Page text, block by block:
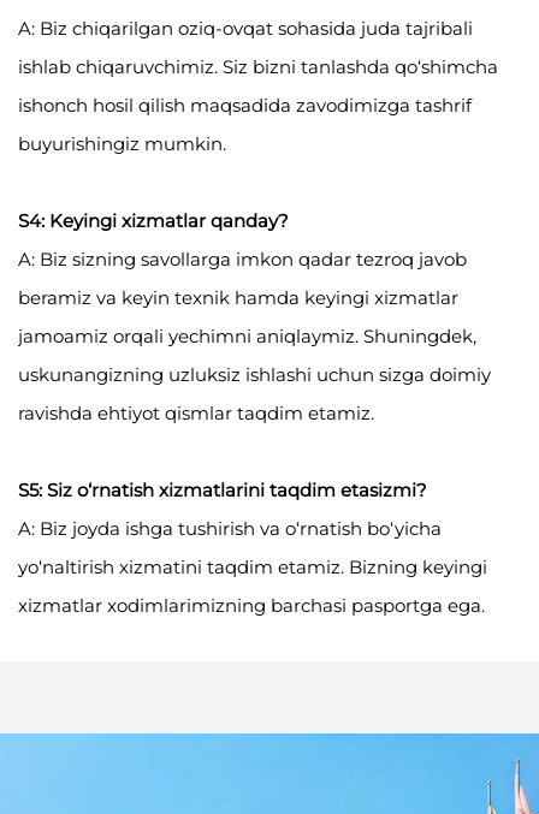
A: Biz chiqarilgan oziq-ovqat sohasida juda tajribali
ishlab chiqaruvchimiz. Siz bizni tanlashda qo‘shimcha
ishonch hosil qilish maqsadida zavodimizga tashrif
buyurishingiz mumkin.
S4: Keyingi xizmatlar qanday?
A: Biz sizning savollarga imkon qadar tezroq javob
beramiz va keyin texnik hamda keyingi xizmatlar
jamoamiz orqali yechimni aniqlaymiz. Shuningdek,
uskunangizning uzluksiz ishlashi uchun sizga doimiy
ravishda ehtiyot qismlar taqdim etamiz.
S5: Siz o‘rnatish xizmatlarini taqdim etasizmi?
A: Biz joyda ishga tushirish va o‘rnatish bo‘yicha
yo‘naltirish xizmatini taqdim etamiz. Bizning keyingi
xizmatlar xodimlarimizning barchasi pasportga ega.